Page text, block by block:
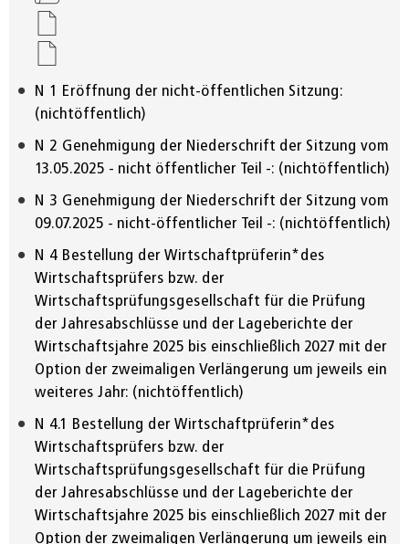
N 1
Eröffnung der nicht-öffentlichen Sitzung:
(nichtöffentlich)
N 2 Genehmigung der Niederschrift der Sitzung vom
13.05.2025 - nicht öffentlicher Teil -: (nichtöffentlich)
N 3 Genehmigung der Niederschrift der Sitzung vom
09.07.2025 - nicht-öffentlicher Teil -: (nichtöffentlich)
N 4 Bestellung der Wirtschaftprüferin*des
Wirtschaftsprüfers bzw. der
Wirtschaftsprüfungsgesellschaft für die Prüfung
der Jahresabschlüsse und der Lageberichte der
Wirtschaftsjahre 2025 bis einschließlich 2027 mit der
Option der zweimaligen Verlängerung um jeweils ein
weiteres Jahr: (nichtöffentlich)
N 4.1
Bestellung der Wirtschaftprüferin*des
Wirtschaftsprüfers bzw. der
Wirtschaftsprüfungsgesellschaft für die Prüfung
der Jahresabschlüsse und der Lageberichte der
Wirtschaftsjahre 2025 bis einschließlich 2027 mit der
Option der zweimaligen Verlängerung um jeweils ein